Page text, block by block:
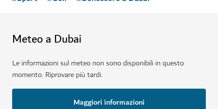
Meteo a Dubai
Le informazioni sul meteo non sono disponibili in questo
momento. Riprovare più tardi.
Maggiori informazioni